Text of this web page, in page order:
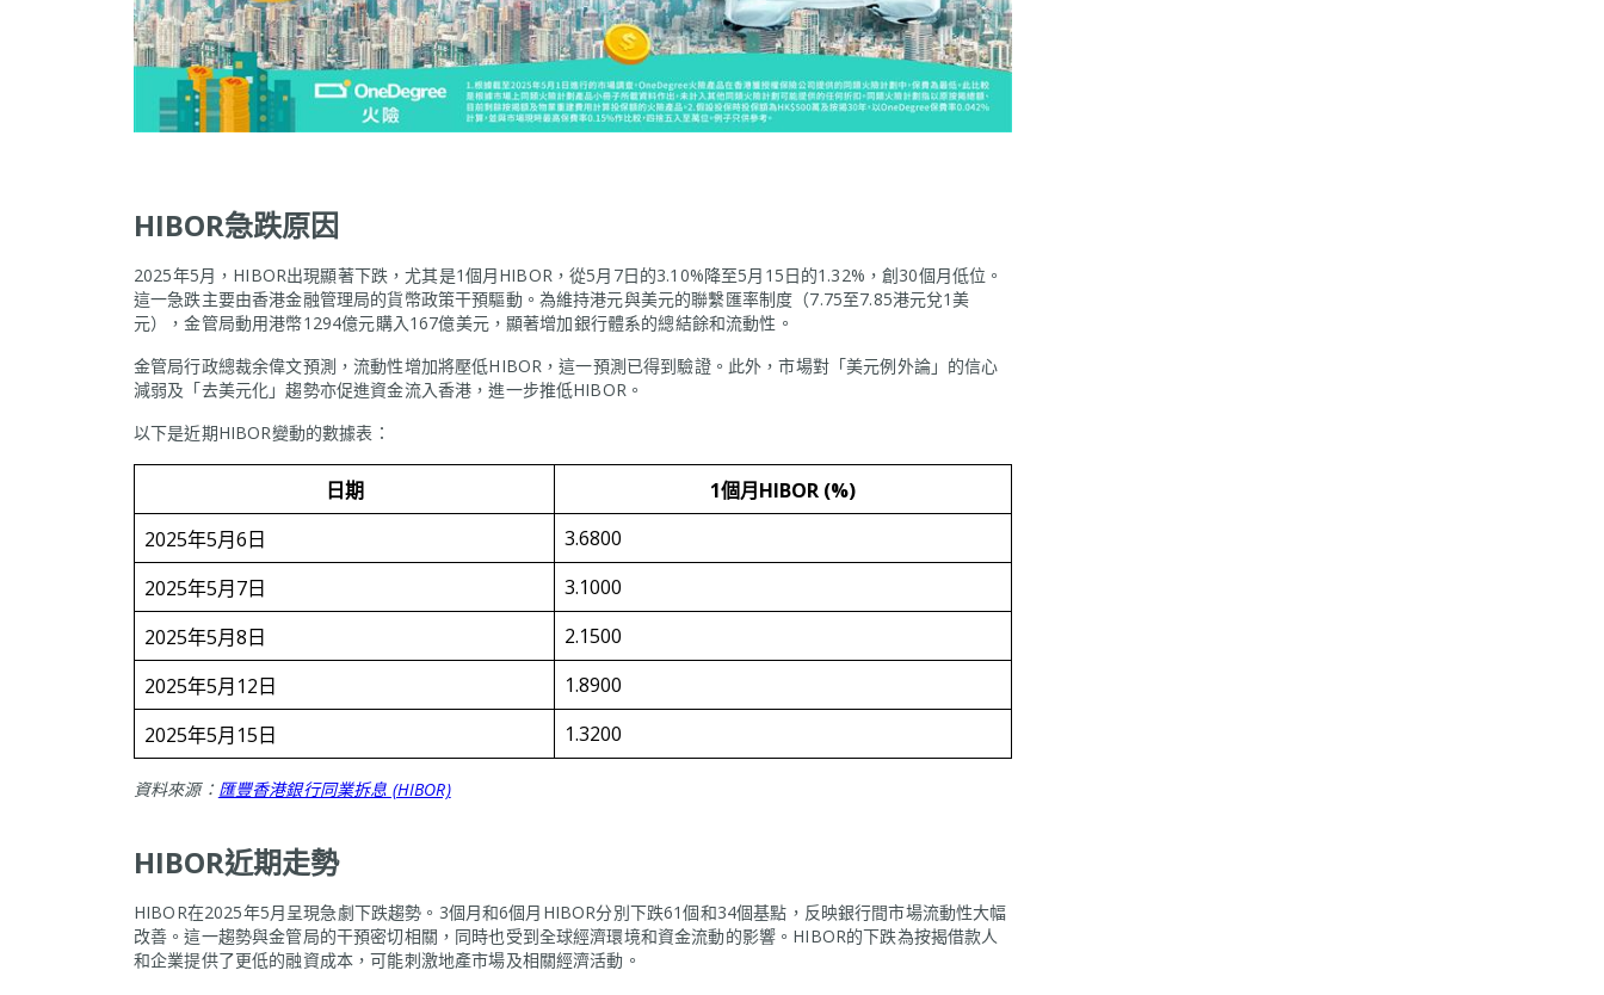
HIBOR急跌原因
2025年5月，HIBOR出現顯著下跌，尤其是1個月HIBOR，從5月7日的3.10%降至5月15日的1.32%，創30個月低位。
這一急跌主要由香港金融管理局的貨幣政策干預驅動。為維持港元與美元的聯繫匯率制度（7.75至7.85港元兌1美
元），金管局動用港幣1294億元購入167億美元，顯著增加銀行體系的總結餘和流動性。
金管局行政總裁余偉文預測，流動性增加將壓低HIBOR，這一預測已得到驗證。此外，市場對「美元例外論」的信心
減弱及「去美元化」趨勢亦促進資金流入香港，進一步推低HIBOR。
以下是近期HIBOR變動的數據表：
日期
1個月HIBOR (%)
2025年5月6日
3.6800
2025年5月7日
3.1000
2025年5月8日
2.1500
2025年5月12日
1.8900
2025年5月15日
1.3200
資料來源： 匯豐香港銀行同業拆息 (HIBOR)
HIBOR近期走勢
HIBOR在2025年5月呈現急劇下跌趨勢。3個月和6個月HIBOR分別下跌61個和34個基點，反映銀行間市場流動性大幅
改善。這一趨勢與金管局的干預密切相關，同時也受到全球經濟環境和資金流動的影響。HIBOR的下跌為按揭借款人
和企業提供了更低的融資成本，可能刺激地產市場及相關經濟活動。